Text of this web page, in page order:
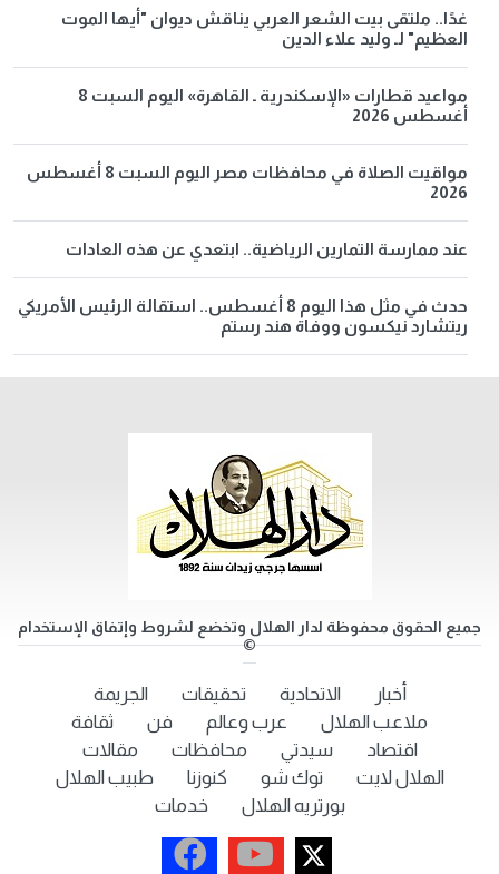
غدًا.. ملتقى بيت الشعر العربي يناقش ديوان "أيها الموت
العظيم" لـ وليد علاء الدين
مواعيد قطارات «الإسكندرية ـ القاهرة» اليوم السبت 8
أغسطس 2026
مواقيت الصلاة في محافظات مصر اليوم السبت 8 أغسطس
2026
عند ممارسة التمارين الرياضية.. ابتعدي عن هذه العادات
حدث في مثل هذا اليوم 8 أغسطس.. استقالة الرئيس الأمريكي
ريتشارد نيكسون ووفاة هند رستم
جميع الحقوق محفوظة لدار الهلال وتخضع لشروط وإتفاق الإستخدام
©
أخبار الاتحادية تحقيقات
الجريمة
ملاعب الهلال
عرب وعالم فن
ثقافة
اقتصاد
سيدتي محافظات
مقالات
الهلال لايت
توك شو كنوزنا
طبيب الهلال
بورتريه الهلال
خدمات